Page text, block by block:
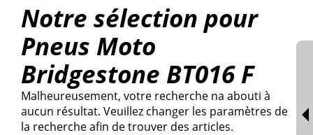
Notre sélection pour
Pneus Moto
Bridgestone BT016 F
Malheureusement, votre recherche na abouti à
aucun résultat. Veuillez changer les paramètres de
la recherche afin de trouver des articles.